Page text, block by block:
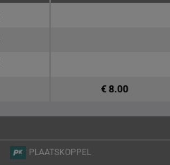
€ 8.00
PLAATSKOPPEL